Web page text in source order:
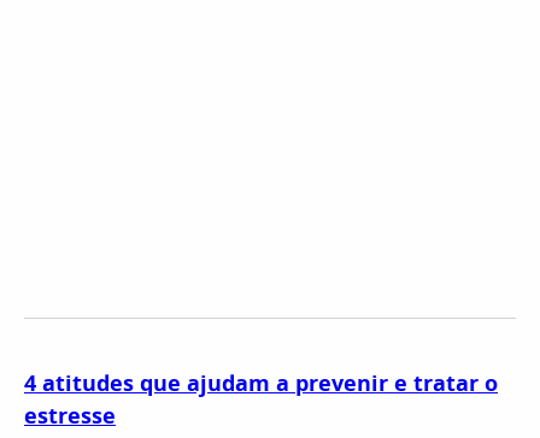
4 atitudes que ajudam a prevenir e tratar o
estresse